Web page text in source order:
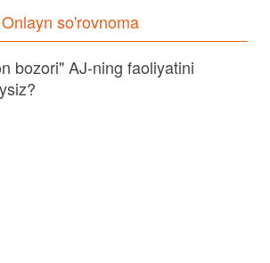
Onlayn so'rovnoma
bozori" AJ-ning faoliyatini